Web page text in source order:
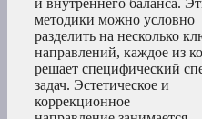
и внутреннего баланса.
методики можно условно
разделить на несколько
направлений, каждое из
решает специфический
задач. Эстетическое и
коррекционное